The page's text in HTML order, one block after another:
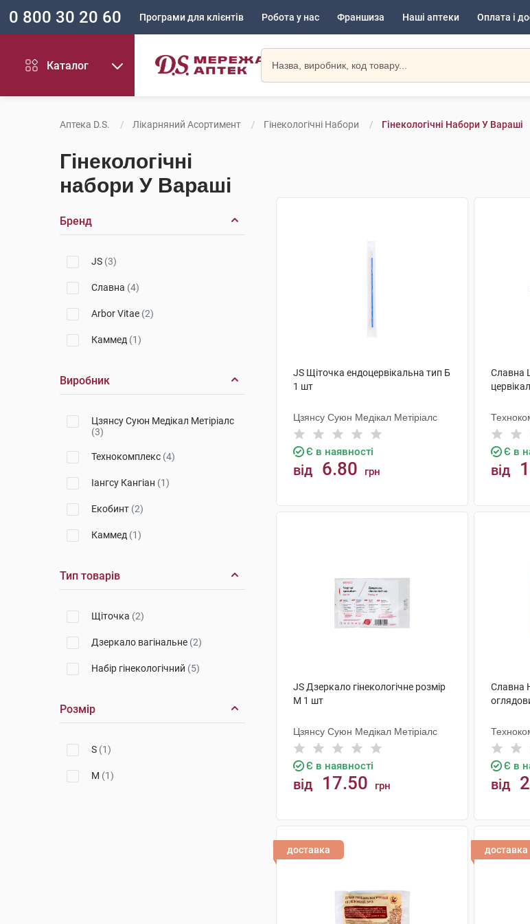
0 800 30 20 60 Програми для клієнтів Робота у нас Франшиза Наші аптеки Оплата і
Каталог
Аптека D.S. Лікарняний Асортимент Гінекологічні Набори Гінекологічні Набори У Вараші
Гінекологічні
набори У Вараші
Бренд
JS (3)
Славна (4)
Arbor Vitae (2)
Каммед (1)
Виробник
Цзянсу Суюн Медікал Метіріалс
(3)
Технокомплекс (4)
Іангсу Кангіан (1)
Екобинт (2)
Каммед (1)
Тип товарів
Щіточка (2)
Дзеркало вагінальне (2)
Набір гінекологічний (5)
Розмір
S (1)
M (1)
JS Щіточка ендоцервікальна тип Б
1 шт
Цзянсу Суюн Медікал Метіріалс
Є в наявності
від 6.80 грн
Славна
Є в
від
JS Дзеркало гінекологічне розмір
M 1 шт
Цзянсу Суюн Медікал Метіріалс
Є в наявності
від 17.50 грн
Славна
Є в
від
доставка доставка